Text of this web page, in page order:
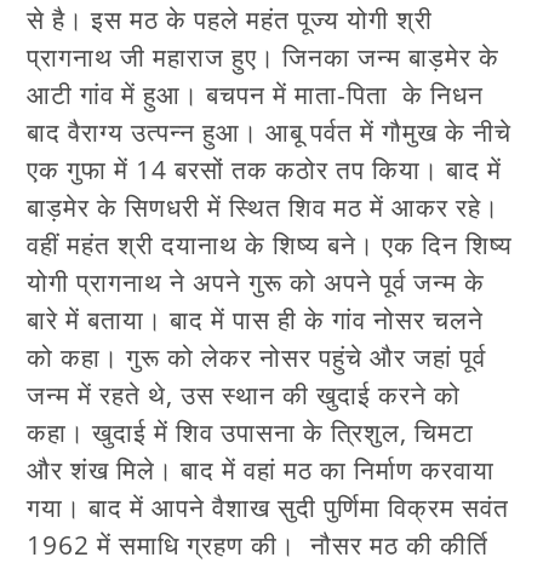
से है। इस मठ के पहले महंत पूज्य योगी श्री
प्रागनाथ जी महाराज हुए। जिनका जन्म बाड़मेर के
आटी गांव में हुआ। बचपन में माता-पिता के निधन
बाद वैराग्य उत्पन्न हुआ। आबू पर्वत में गौमुख के नीचे
एक गुफा में 14 बरसों तक कठोर तप किया। बाद में
बाड़मेर के सिणधरी में स्थित शिव मठ में आकर रहे।
वहीं महंत श्री दयानाथ के शिष्य बने। एक दिन शिष्य
योगी प्रागनाथ ने अपने गुरू को अपने पूर्व जन्म के
बारे में बताया। बाद में पास ही के गांव नोसर चलने
को कहा। गुरू को लेकर नोसर पहुंचे और जहां पूर्व
जन्म में रहते थे, उस स्थान की खुदाई करने को
कहा। खुदाई में शिव उपासना के त्रिशुल, चिमटा
और शंख मिले। बाद में वहां मठ का निर्माण करवाया
गया। बाद में आपने वैशाख सुदी पुर्णिमा विक्रम सवंत
1962 में समाधि ग्रहण की। नौसर मठ की कीर्ति